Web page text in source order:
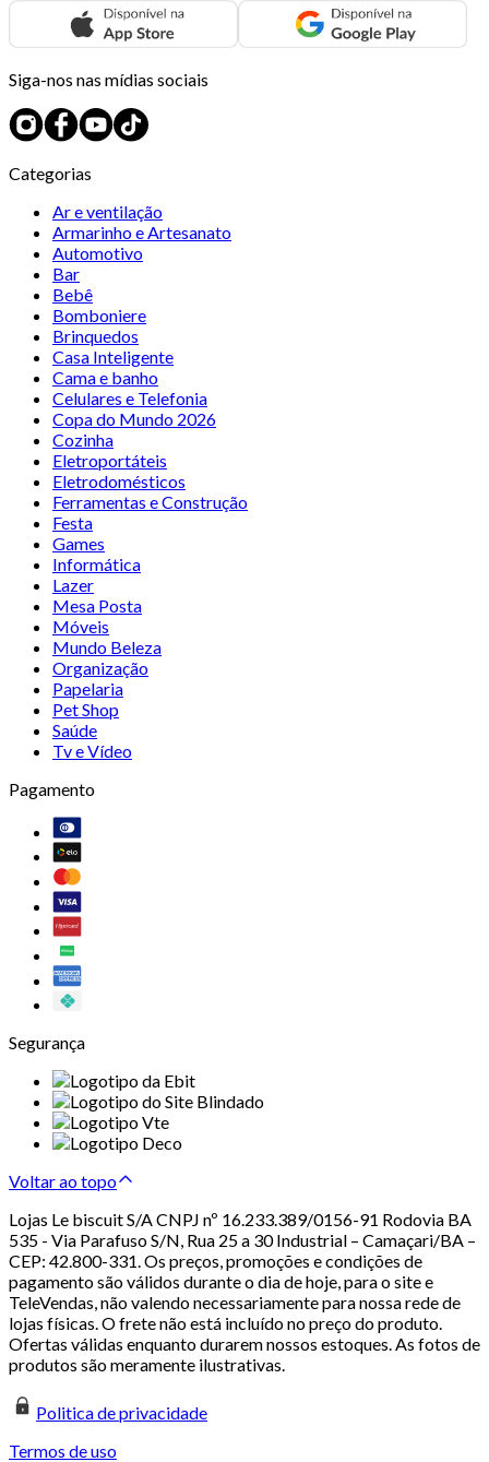
Siga-nos nas mídias sociais
Categorias
Ar e ventilação
Armarinho e Artesanato
Automotivo
Bar
Bebê
Bomboniere
Brinquedos
Casa Inteligente
Cama e banho
Celulares e Telefonia
Copa do Mundo 2026
Cozinha
Eletroportáteis
Eletrodomésticos
Ferramentas e Construção
Festa
Games
Informática
Lazer
Mesa Posta
Móveis
Mundo Beleza
Organização
Papelaria
Pet Shop
Saúde
Tv e Vídeo
Pagamento
Segurança
Voltar ao topo
Lojas Le biscuit S/A CNPJ nº 16.233.389/0156-91 Rodovia BA
535 - Via Parafuso S/N, Rua 25 a 30 Industrial – Camaçari/BA –
CEP: 42.800-331. Os preços, promoções e condições de
pagamento são válidos durante o dia de hoje, para o site e
TeleVendas, não valendo necessariamente para nossa rede de
lojas físicas. O frete não está incluído no preço do produto.
Ofertas válidas enquanto durarem nossos estoques. As fotos de
produtos são meramente ilustrativas.
Politica de privacidade
Termos de uso